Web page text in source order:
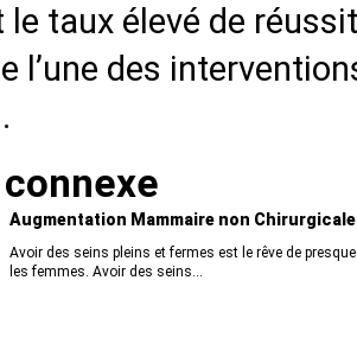
le taux élevé de
l’une des
Augmentation Mammaire non Chirurgicale
Avoir des seins pleins et fermes est le rêve de
les femmes. Avoir des seins...